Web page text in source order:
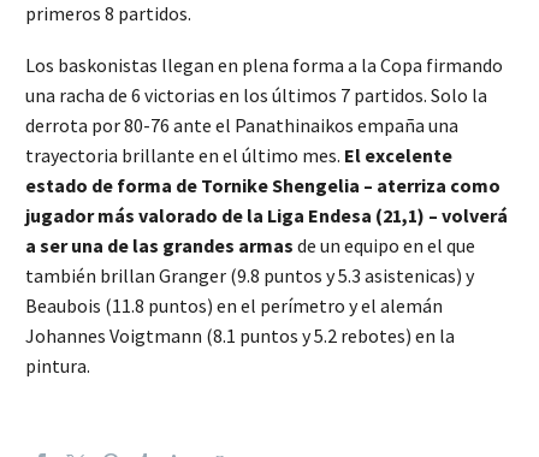
primeros 8 partidos.
Los baskonistas llegan en plena forma a la Copa firmando
una racha de 6 victorias en los últimos 7 partidos. Solo la
derrota por 80-76 ante el Panathinaikos empaña una
trayectoria brillante en el último mes. El excelente
estado de forma de Tornike Shengelia – aterriza como
jugador más valorado de la Liga Endesa (21,1) – volverá
a ser una de las grandes armas de un equipo en el que
también brillan Granger (9.8 puntos y 5.3 asistenicas) y
Beaubois (11.8 puntos) en el perímetro y el alemán
Johannes Voigtmann (8.1 puntos y 5.2 rebotes) en la
pintura.